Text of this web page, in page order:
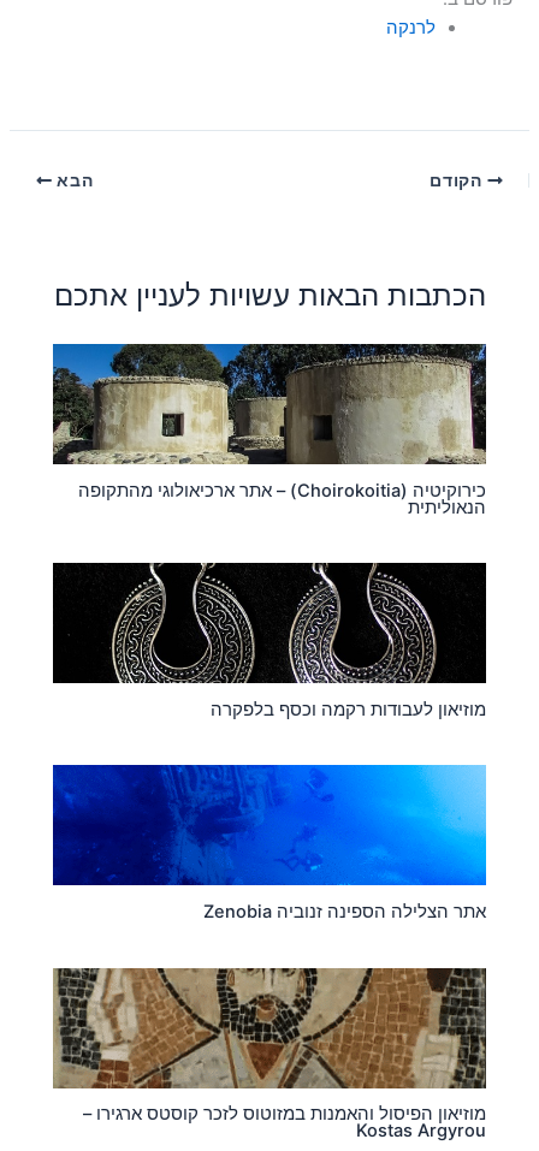
לרנקה
הקודם הבא
הכתבות הבאות עשויות לעניין אתכם
כירוקיטיה (Choirokoitia) – אתר ארכיאולוגי מהתקופה
הנאוליתית
מוזיאון לעבודות רקמה וכסף בלפקרה
אתר הצלילה הספינה זנוביה Zenobia
מוזיאון הפיסול והאמנות במזוטוס לזכר קוסטס ארגירו –
Kostas Argyrou